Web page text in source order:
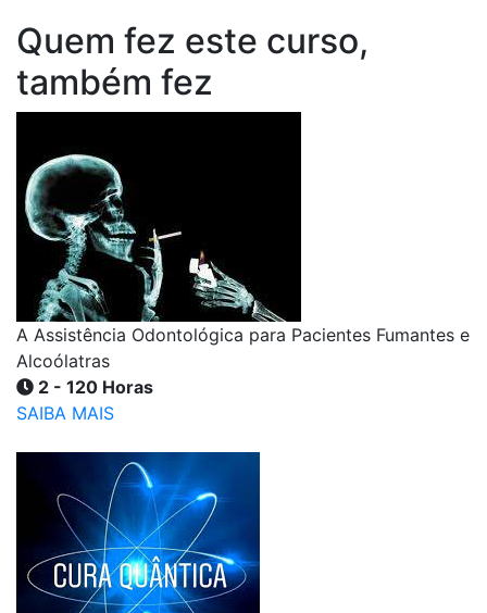
Quem fez este curso,
também fez
A Assistência Odontológica para Pacientes Fumantes e
Alcoólatras
2 - 120 Horas
SAIBA MAIS